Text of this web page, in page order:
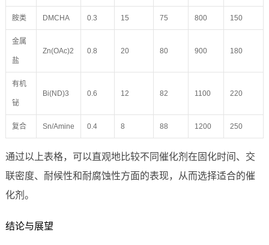
胺类 DMCHA 0.3 15 75 800 150
金属
盐
Zn(OAc)2 0.8 20 80 900 180
有机
铋
Bi(ND)3 0.6 12 82 1100 220
复合 Sn/Amine 0.4 8 88 1200 250
通过以上表格，可以直观地比较不同催化剂在固化时间、交
联密度、耐候性和耐腐蚀性方面的表现，从而选择适合的催
化剂。
结论与展望